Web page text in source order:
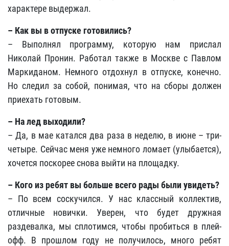
характере выдержал.
– Как вы в отпуске готовились?
– Выполнял программу, которую нам прислал
Николай Пронин. Работал также в Москве с Павлом
Маркиданом. Немного отдохнул в отпуске, конечно.
Но следил за собой, понимая, что на сборы должен
приехать готовым.
– На лед выходили?
– Да, в мае катался два раза в неделю, в июне – три-
четыре. Сейчас меня уже немного ломает (улыбается),
хочется поскорее снова выйти на площадку.
– Кого из ребят вы больше всего рады были увидеть?
– По всем соскучился. У нас классный коллектив,
отличные новички. Уверен, что будет дружная
раздевалка, мы сплотимся, чтобы пробиться в плей-
офф. В прошлом году не получилось, много ребят